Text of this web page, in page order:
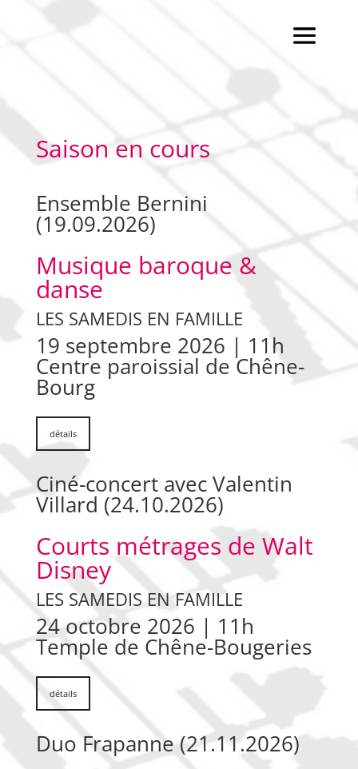
Saison en cours
Ensemble Bernini
(19.09.2026)
Musique baroque &
danse
LES SAMEDIS EN FAMILLE
19 septembre 2026 | 11h
Centre paroissial de Chêne-
Bourg
détails
Ciné-concert avec Valentin
Villard (24.10.2026)
Courts métrages de Walt
Disney
LES SAMEDIS EN FAMILLE
24 octobre 2026 | 11h
Temple de Chêne-Bougeries
détails
Duo Frapanne (21.11.2026)